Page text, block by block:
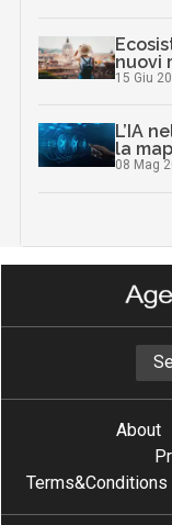
nuovi
15 Giu
L’IA
la
08 Mag
About